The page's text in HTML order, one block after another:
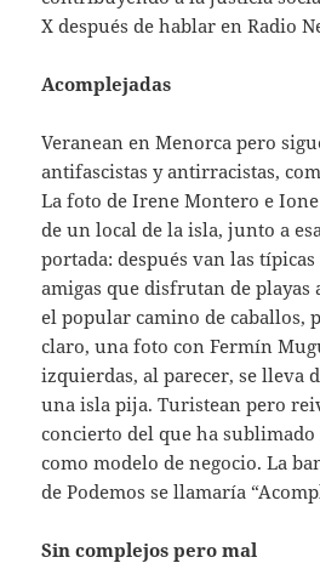
X después de hablar en Radio
Acomplejadas
Veranean en Menorca pero
antifascistas y antirracistas,
La foto de Irene Montero e
de un local de la isla, junto a
portada: después van las
amigas que disfrutan de playas
el popular camino de caballos,
claro, una foto con Fermín
izquierdas, al parecer, se lleva
una isla pija. Turistean pero
concierto del que ha
como modelo de negocio. La
de Podemos se llamaría
Sin complejos pero mal